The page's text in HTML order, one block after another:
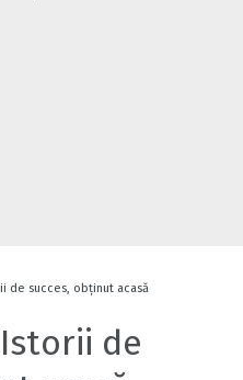
de succes, obținut acasă
Istorii de